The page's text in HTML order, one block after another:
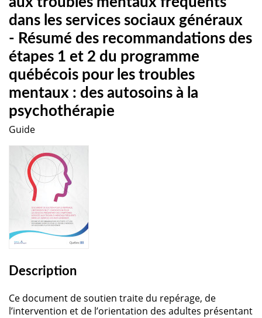
dans les services sociaux généraux
- Résumé des recommandations des
étapes 1 et 2 du programme
québécois pour les troubles
mentaux : des autosoins à la
psychothérapie
Guide
Description
Ce document de soutien traite du repérage, de
l’intervention et de l’orientation des adultes présentant